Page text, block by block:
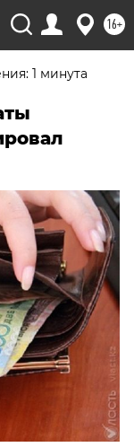
16+
1 минута